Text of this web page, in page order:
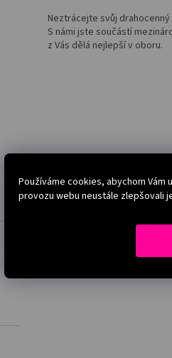
Používáme cookies, abychom Vám
provozu webu neustále zlepšovali
Neztrácejte svůj
S námi jste součástí
z Vás dělá nejlepší v oboru.